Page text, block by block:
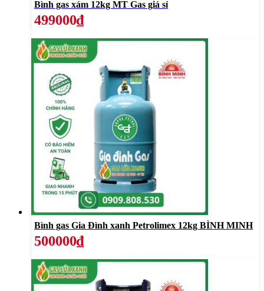
Bình gas xám 12kg MT Gas giá sỉ
499000₫
Bình gas Gia Đình xanh Petrolimex 12kg BÌNH MINH
500000₫